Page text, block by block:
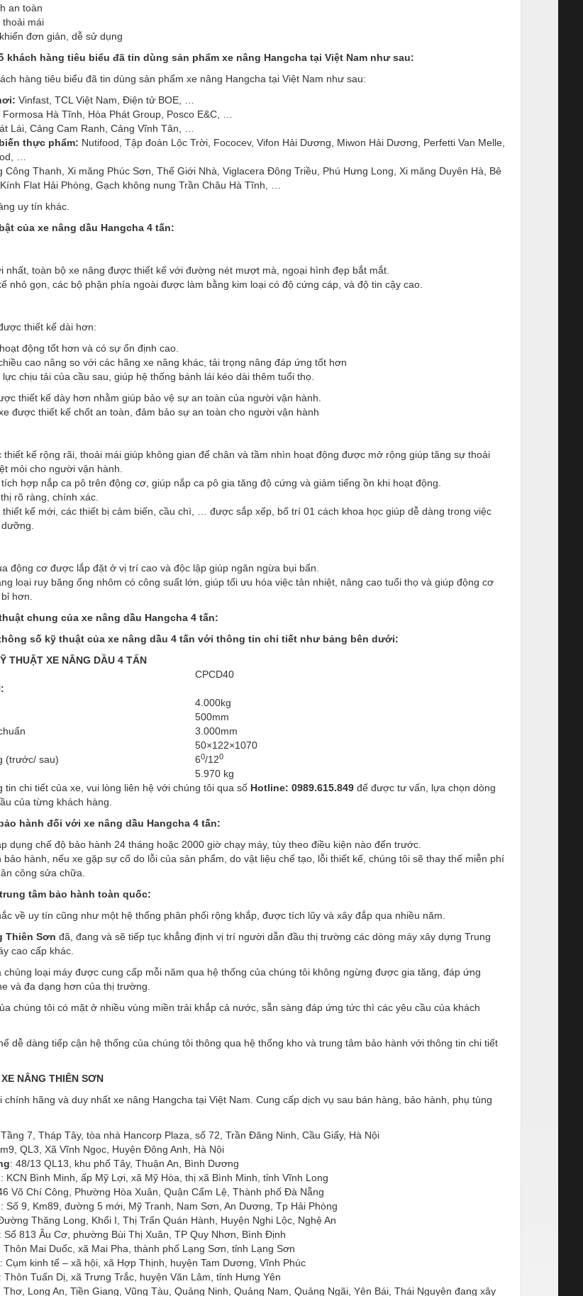
an toàn
thoải mái
đơn giản, dễ sử dụng
khách hàng tiêu biểu đã tin dùng sản phẩm xe nâng Hangcha tại Việt Nam như sau:
hàng tiêu biểu đã tin dùng sản phẩm xe nâng Hangcha tại Việt Nam như sau:
Vinfast, TCL Việt Nam, Điện tử BOE, …
Formosa Hà Tĩnh, Hòa Phát Group, Posco E&C, …
Lái, Cảng Cam Ranh, Cảng Vĩnh Tân, …
thực phẩm: Nutifood, Tập đoàn Lộc Trời, Fococev, Vifon Hải Dương, Miwon Hải Dương, Perfetti Van Melle,
…
Công Thanh, Xi măng Phúc Sơn, Thế Giới Nhà, Viglacera Đông Triều, Phú Hưng Long, Xi măng Duyên Hà, Bê
Flat Hải Phòng, Gạch không nung Trần Châu Hà Tĩnh, …
uy tín khác.
của xe nâng dầu Hangcha 4 tấn:
nhất, toàn bộ xe nâng được thiết kế với đường nét mượt mà, ngoại hình đẹp bắt mắt.
nhỏ gọn, các bộ phận phía ngoài được làm bằng kim loại có độ cứng cáp, và độ tin cậy cao.
thiết kế dài hơn:
động tốt hơn và có sự ổn định cao.
cao nâng so với các hãng xe nâng khác, tải trọng nâng đáp ứng tốt hơn
lực chịu tải của cầu sau, giúp hệ thống bánh lái kéo dài thêm tuổi thọ.
thiết kế dày hơn nhằm giúp bảo vệ sự an toàn của người vận hành.
được thiết kế chốt an toàn, đảm bảo sự an toàn cho người vận hành
thiết kế rộng rãi, thoải mái giúp không gian để chân và tầm nhìn hoạt động được mở rộng giúp tăng sự thoải
mỏi cho người vận hành.
hợp nắp ca pô trên động cơ, giúp nắp ca pô gia tăng độ cứng và giảm tiếng ồn khi hoạt động.
rõ ràng, chính xác.
thiết kế mới, các thiết bị cảm biến, cầu chì, … được sắp xếp, bố trí 01 cách khoa học giúp dễ dàng trong việc
động cơ được lắp đặt ở vị trí cao và độc lập giúp ngăn ngừa bụi bẩn.
loại ruy băng ống nhôm có công suất lớn, giúp tối ưu hóa việc tản nhiệt, nâng cao tuổi thọ và giúp động cơ
hơn.
chung của xe nâng dầu Hangcha 4 tấn:
số kỹ thuật của xe nâng dầu 4 tấn với thông tin chi tiết như bảng bên dưới:
THUẬT XE NÂNG DẦU 4 TẤN
CPCD40
4.000kg
500mm
3.000mm
50×122×1070
(trước/ sau)
60/120
5.970 kg
tin chi tiết của xe, vui lòng liên hệ với chúng tôi qua số Hotline: 0989.615.849 để được tư vấn, lựa chọn dòng
của từng khách hàng.
hành đối với xe nâng dầu Hangcha 4 tấn:
dụng chế độ bảo hành 24 tháng hoặc 2000 giờ chạy máy, tùy theo điều kiện nào đến trước.
bảo hành, nếu xe gặp sự cố do lỗi của sản phẩm, do vật liệu chế tạo, lỗi thiết kế, chúng tôi sẽ thay thế miễn phí
công sửa chữa.
tâm bảo hành toàn quốc:
về uy tín cũng như một hệ thống phân phối rộng khắp, được tích lũy và xây đắp qua nhiều năm.
Thiên Sơn đã, đang và sẽ tiếp tục khẳng định vị trí người dẫn đầu thị trường các dòng máy xây dựng Trung
cao cấp khác.
loại máy được cung cấp mỗi năm qua hệ thống của chúng tôi không ngừng được gia tăng, đáp ứng
và đa dạng hơn của thị trường.
chúng tôi có mặt ở nhiều vùng miền trải khắp cả nước, sẵn sàng đáp ứng tức thì các yêu cầu của khách
dễ dàng tiếp cận hệ thống của chúng tôi thông qua hệ thống kho và trung tâm bảo hành với thông tin chi tiết
NÂNG THIÊN SƠN
chính hãng và duy nhất xe nâng Hangcha tại Việt Nam. Cung cấp dịch vụ sau bán hàng, bảo hành, phụ tùng
7, Tháp Tây, tòa nhà Hancorp Plaza, số 72, Trần Đăng Ninh, Cầu Giấy, Hà Nội
QL3, Xã Vĩnh Ngọc, Huyện Đông Anh, Hà Nội
: 48/13 QL13, khu phố Tây, Thuận An, Bình Dương
: KCN Bình Minh, ấp Mỹ Lợi, xã Mỹ Hòa, thị xã Bình Minh, tỉnh Vĩnh Long
Võ Chí Công, Phường Hòa Xuân, Quận Cẩm Lệ, Thành phố Đà Nẵng
: Số 9, Km89, đường 5 mới, Mỹ Tranh, Nam Sơn, An Dương, Tp Hải Phòng
Thăng Long, Khối I, Thị Trấn Quán Hành, Huyện Nghi Lộc, Nghệ An
: Số 813 Âu Cơ, phường Bùi Thị Xuân, TP Quy Nhơn, Bình Định
Thôn Mai Duốc, xã Mai Pha, thành phố Lạng Sơn, tỉnh Lạng Sơn
: Cụm kinh tế – xã hội, xã Hợp Thịnh, huyện Tam Dương, Vĩnh Phúc
: Thôn Tuấn Dị, xã Trưng Trắc, huyện Văn Lâm, tỉnh Hưng Yên
Thơ, Long An, Tiền Giang, Vũng Tàu, Quảng Ninh, Quảng Nam, Quảng Ngãi, Yên Bái, Thái Nguyên đang xây